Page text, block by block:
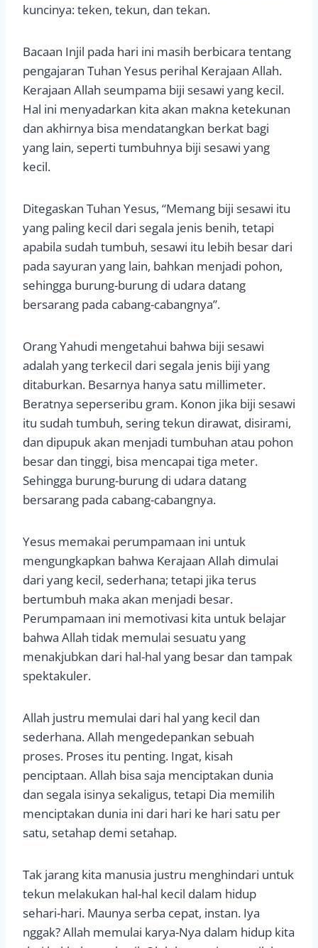
kuncinya: teken, tekun, dan tekan.
Bacaan Injil pada hari ini masih berbicara tentang
pengajaran Tuhan Yesus perihal Kerajaan Allah.
Kerajaan Allah seumpama biji sesawi yang kecil.
Hal ini menyadarkan kita akan makna ketekunan
dan akhirnya bisa mendatangkan berkat bagi
yang lain, seperti tumbuhnya biji sesawi yang
kecil.
Ditegaskan Tuhan Yesus, “Memang biji sesawi itu
yang paling kecil dari segala jenis benih, tetapi
apabila sudah tumbuh, sesawi itu lebih besar dari
pada sayuran yang lain, bahkan menjadi pohon,
sehingga burung-burung di udara datang
bersarang pada cabang-cabangnya”.
Orang Yahudi mengetahui bahwa biji sesawi
adalah yang terkecil dari segala jenis biji yang
ditaburkan. Besarnya hanya satu millimeter.
Beratnya seperseribu gram. Konon jika biji sesawi
itu sudah tumbuh, sering tekun dirawat, disirami,
dan dipupuk akan menjadi tumbuhan atau pohon
besar dan tinggi, bisa mencapai tiga meter.
Sehingga burung-burung di udara datang
bersarang pada cabang-cabangnya.
Yesus memakai perumpamaan ini untuk
mengungkapkan bahwa Kerajaan Allah dimulai
dari yang kecil, sederhana; tetapi jika terus
bertumbuh maka akan menjadi besar.
Perumpamaan ini memotivasi kita untuk belajar
bahwa Allah tidak memulai sesuatu yang
menakjubkan dari hal-hal yang besar dan tampak
spektakuler.
Allah justru memulai dari hal yang kecil dan
sederhana. Allah mengedepankan sebuah
proses. Proses itu penting. Ingat, kisah
penciptaan. Allah bisa saja menciptakan dunia
dan segala isinya sekaligus, tetapi Dia memilih
menciptakan dunia ini dari hari ke hari satu per
satu, setahap demi setahap.
Tak jarang kita manusia justru menghindari untuk
tekun melakukan hal-hal kecil dalam hidup
sehari-hari. Maunya serba cepat, instan. Iya
nggak? Allah memulai karya-Nya dalam hidup kita